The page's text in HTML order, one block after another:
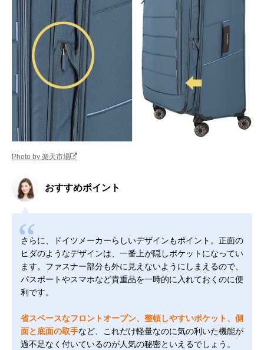
Photo by 楽天市場
おすすめポイント
さらに、ドイツメーカーらしいデザインもポイント。正面の
ヒダのようなデザインは、一番上が隠しポケットになってい
ます。ファスナー部分も外に見えないようにしまえるので、
パスポートやスマホなど貴重品を一時的に入れておくのに便
利です。
省スペースなフロントオープン、整頓しやすいポケット、側
面と底面の取手など、これだけ軽量なのに気の利いた機能が
過不足なく付いているのが人気の秘密といえるでしょう。